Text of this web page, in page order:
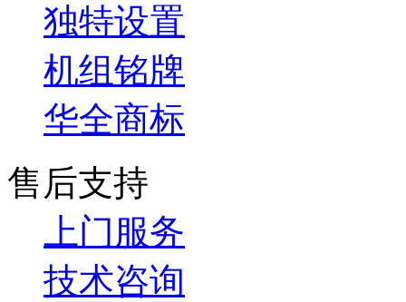
独特设置
机组铭牌
华全商标
售后支持
上门服务
技术咨询